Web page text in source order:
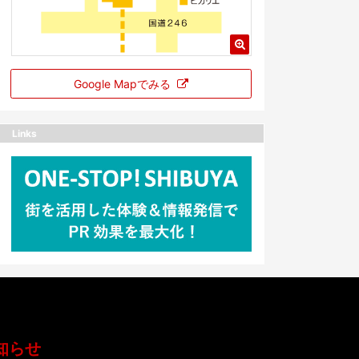
Google Mapでみる
Links
らせ